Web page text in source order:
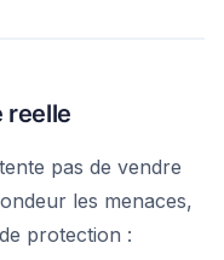
reelle
pas de vendre
les menaces,
protection :